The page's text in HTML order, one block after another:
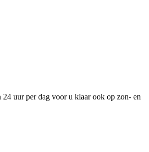
uur per dag voor u klaar ook op zon- en